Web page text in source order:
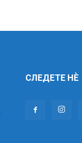
СЛЕДЕТЕ НÈ